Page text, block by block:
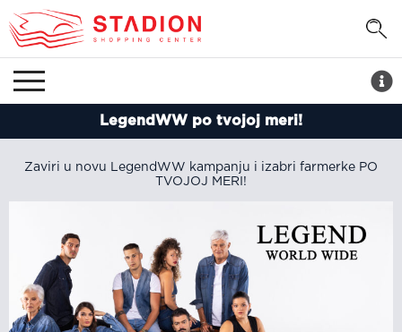
LegendWW po tvojoj meri!
Zaviri u novu LegendWW kampanju i izabri farmerke PO
TVOJOJ MERI!